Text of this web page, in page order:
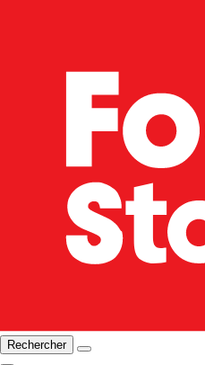
Rechercher